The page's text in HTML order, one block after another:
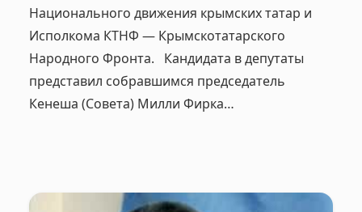
Национального движения крымских татар и
Исполкома КТНФ — Крымскотатарского
Народного Фронта. Кандидата в депутаты
представил собравшимся председатель
Кенеша (Совета) Милли Фирка…